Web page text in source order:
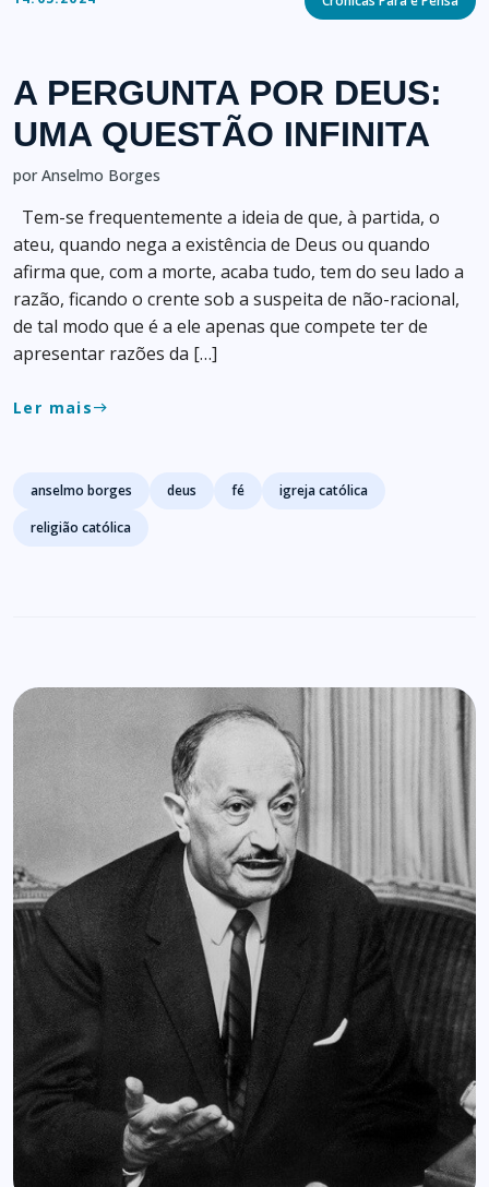
A PERGUNTA POR DEUS:
UMA QUESTÃO INFINITA
por Anselmo Borges
Tem-se frequentemente a ideia de que, à partida, o
ateu, quando nega a existência de Deus ou quando
afirma que, com a morte, acaba tudo, tem do seu lado a
razão, ficando o crente sob a suspeita de não-racional,
de tal modo que é a ele apenas que compete ter de
apresentar razões da […]
Ler maiseast
Tags
anselmo borges deus fé
igreja católica
religião católica